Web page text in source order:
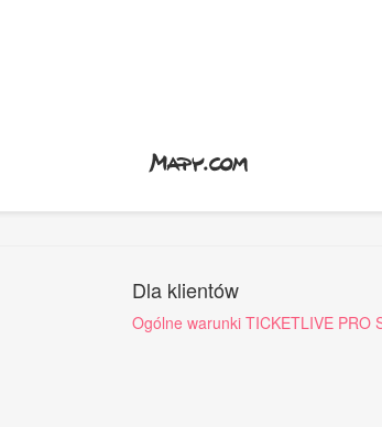
Dla klientów
Ogólne warunki TICKETLIVE PRO